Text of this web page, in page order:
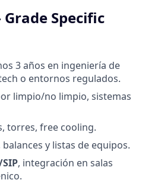
Specific
3 años en ingeniería de
o entornos regulados.
limpio/no limpio, sistemas
torres, free cooling.
balances y listas de equipos.
SIP, integración en salas